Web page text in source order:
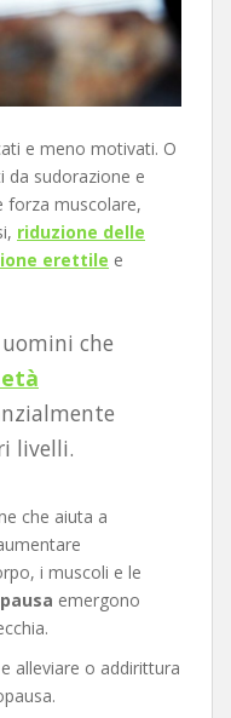
e meno motivati. O
da sudorazione e
forza muscolare,
riduzione delle
erettile e
che
livelli.
che aiuta a
i muscoli e le
emergono
alleviare o addirittura